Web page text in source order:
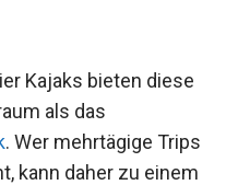
Kajaks bieten diese
als das
. Wer mehrtägige Trips
kann daher zu einem